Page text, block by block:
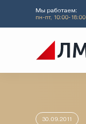
Мы работаем:
пн-пт, 10:00-18:00
Главная
30.09.2011